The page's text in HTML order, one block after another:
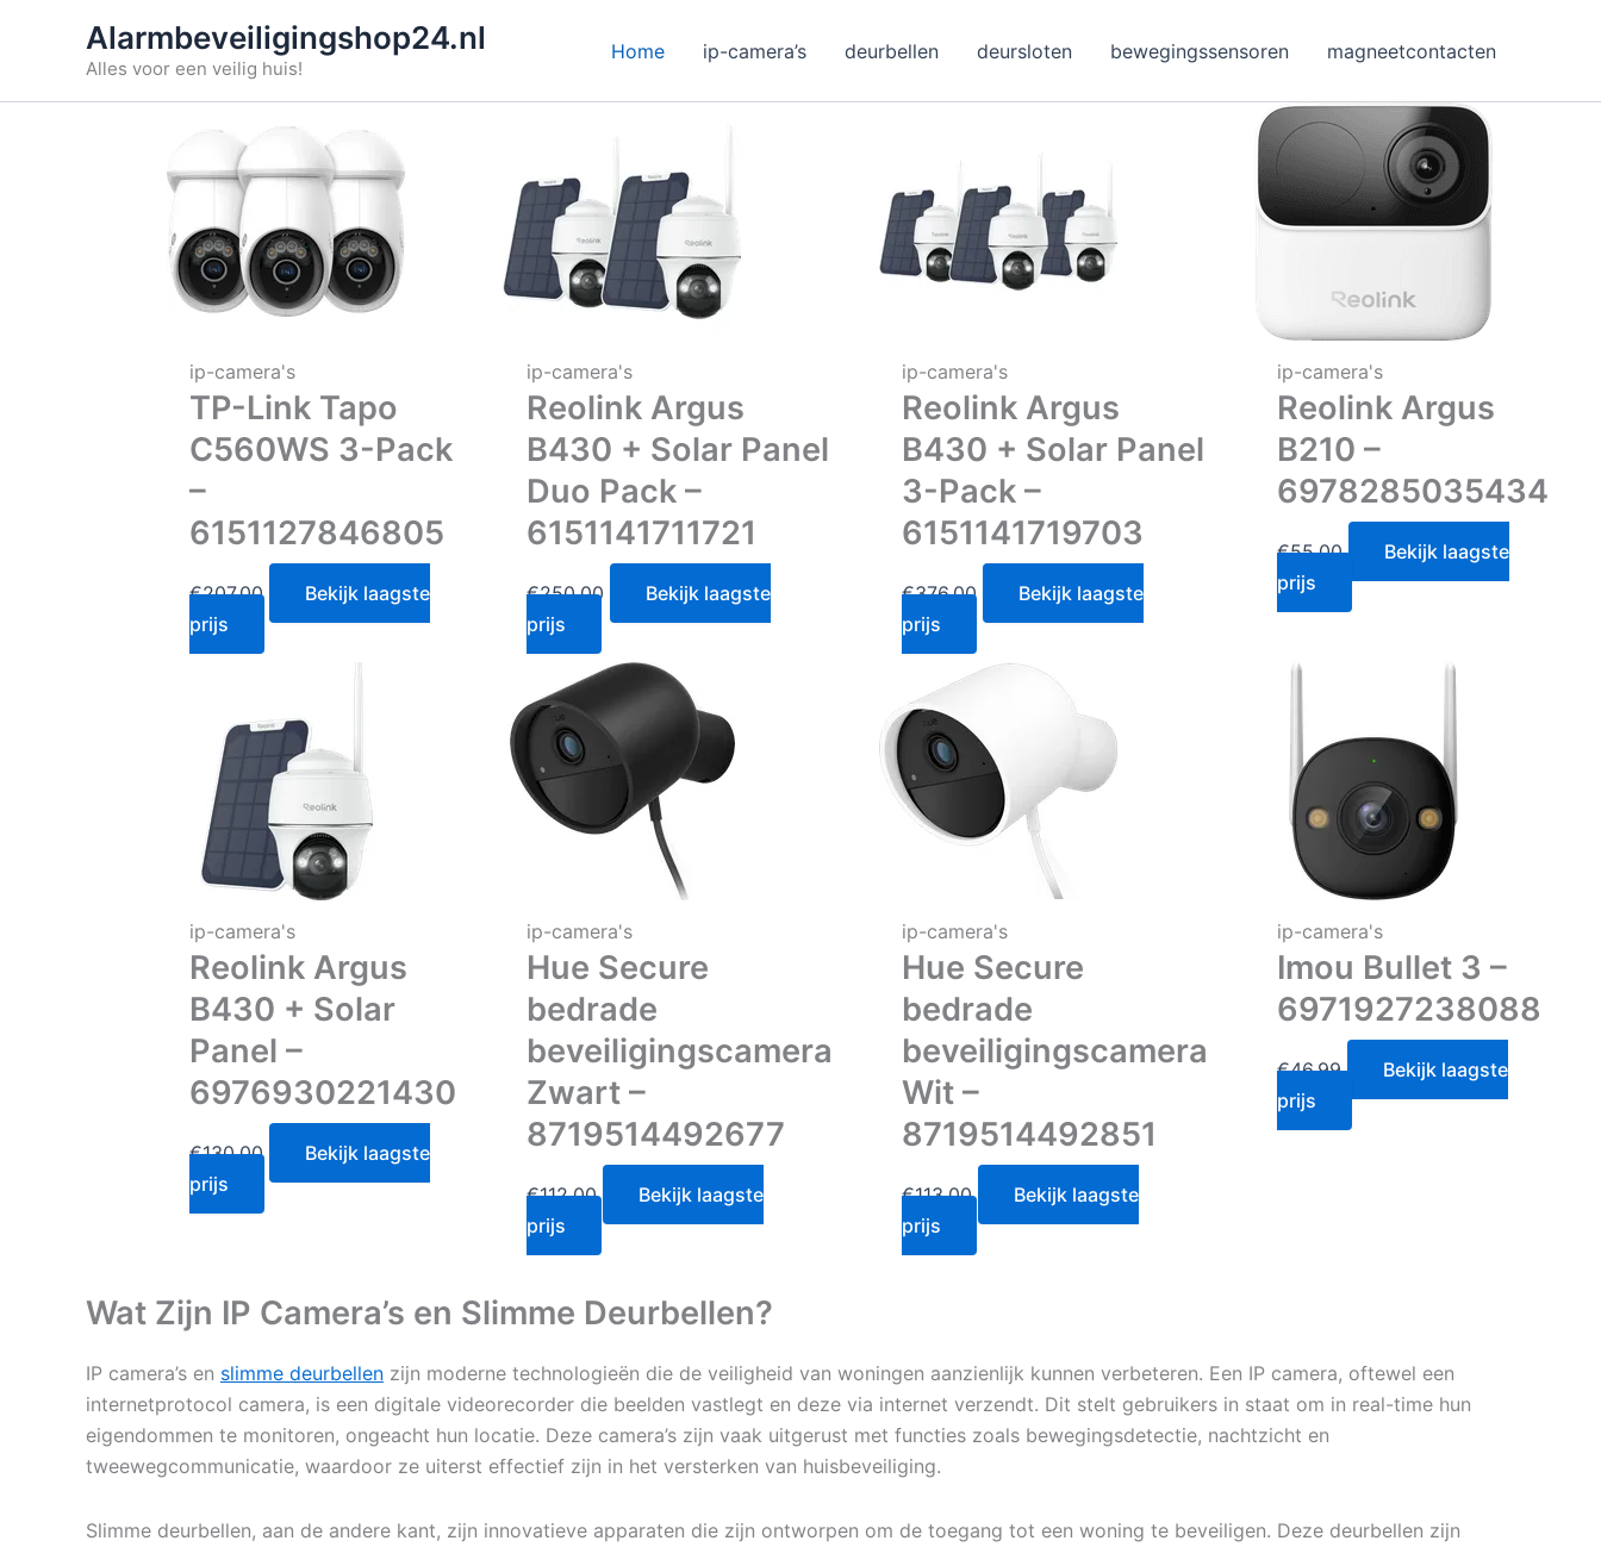
inhoud
Alarmbeveiligingshop24.nl
Alles voor een veilig huis!
Home ip-camera’s deurbellen deursloten bewegingssensoren magneetcontacten
ip-camera's
TP-Link Tapo
C560WS 3-Pack
–
6151127846805
€207.00
Bekijk laagste
prijs
ip-camera's
Reolink Argus
B430 + Solar Panel
Duo Pack –
6151141711721
€250.00
Bekijk laagste
prijs
ip-camera's
Reolink Argus
B430 + Solar Panel
3-Pack –
6151141719703
€376.00
Bekijk laagste
prijs
ip-camera's
Reolink Argus
B210 –
6978285035434
€55.00
Bekijk laagste
prijs
ip-camera's
Reolink Argus
B430 + Solar
Panel –
6976930221430
€130.00
Bekijk laagste
prijs
ip-camera's
Hue Secure
bedrade
beveiligingscamera
Zwart –
8719514492677
€112.00
Bekijk laagste
prijs
ip-camera's
Hue Secure
bedrade
beveiligingscamera
Wit –
8719514492851
€113.00
Bekijk laagste
prijs
ip-camera's
Imou Bullet 3 –
6971927238088
€46.99
Bekijk laagste
prijs
Wat Zijn IP Camera’s en Slimme Deurbellen?
IP camera’s en slimme deurbellen zijn moderne technologieën die de veiligheid van woningen aanzienlijk kunnen verbeteren. Een IP camera, oftewel een
internetprotocol camera, is een digitale videorecorder die beelden vastlegt en deze via internet verzendt. Dit stelt gebruikers in staat om in real-time hun
eigendommen te monitoren, ongeacht hun locatie. Deze camera’s zijn vaak uitgerust met functies zoals bewegingsdetectie, nachtzicht en
tweewegcommunicatie, waardoor ze uiterst effectief zijn in het versterken van huisbeveiliging.
Slimme deurbellen, aan de andere kant, zijn innovatieve apparaten die zijn ontworpen om de toegang tot een woning te beveiligen. Deze deurbellen zijn